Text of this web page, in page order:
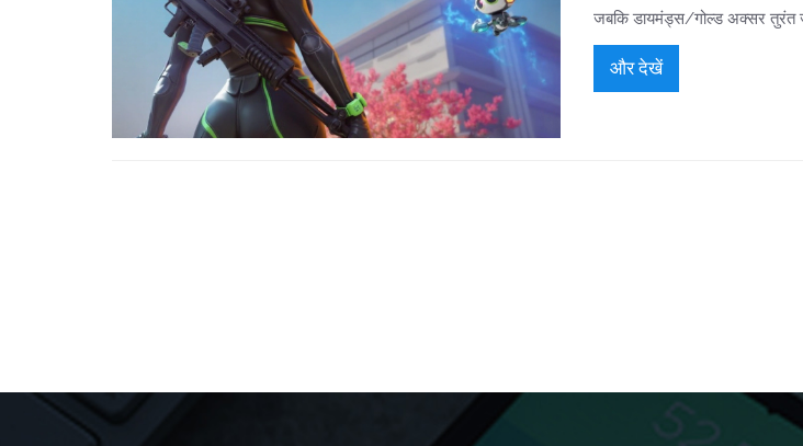
जबकि डायमंड्स/गोल्ड अक्सर तुरंत
और देखें